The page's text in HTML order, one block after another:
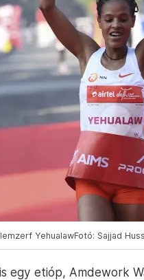
YehualawFotó: Sajjad
egy etióp, Amdework